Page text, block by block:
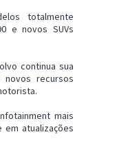
totalmente
e novos SUVs
continua sua
recursos
mais
atualizações